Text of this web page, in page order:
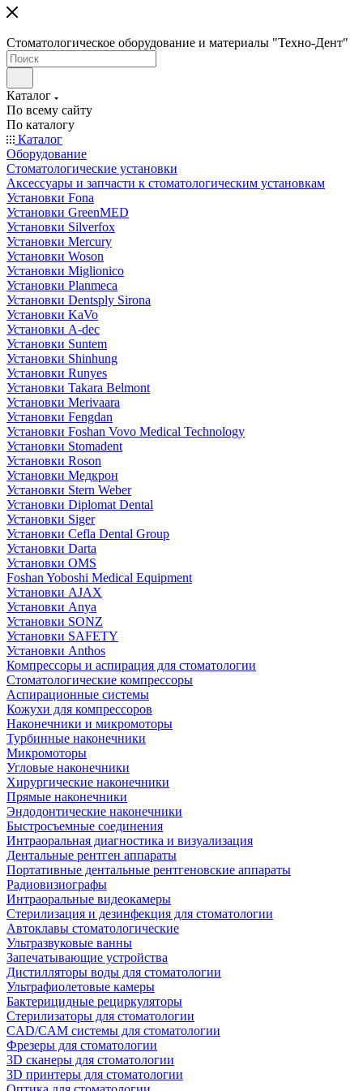
Стоматологическое оборудование и материалы "Техно-Дент"
Каталог
По всему сайту
По каталогу
Каталог
Оборудование
Стоматологические установки
Аксессуары и запчасти к стоматологическим установкам
Установки Fona
Установки GreenMED
Установки Silverfox
Установки Mercury
Установки Woson
Установки Miglionico
Установки Planmeca
Установки Dentsply Sirona
Установки KaVo
Установки A-dec
Установки Suntem
Установки Shinhung
Установки Runyes
Установки Takara Belmont
Установки Merivaara
Установки Fengdan
Установки Foshan Vovo Medical Technology
Установки Stomadent
Установки Roson
Установки Медкрон
Установки Stern Weber
Установки Diplomat Dental
Установки Siger
Установки Cefla Dental Group
Установки Darta
Установки OMS
Foshan Yoboshi Medical Equipment
Установки AJAX
Установки Anya
Установки SONZ
Установки SAFETY
Установки Anthos
Компрессоры и аспирация для стоматологии
Стоматологические компрессоры
Аспирационные системы
Кожухи для компрессоров
Наконечники и микромоторы
Турбинные наконечники
Микромоторы
Угловые наконечники
Хирургические наконечники
Прямые наконечники
Эндодонтические наконечники
Быстросъемные соединения
Интраоральная диагностика и визуализация
Дентальные рентген аппараты
Портативные дентальные рентгеновские аппараты
Радиовизиографы
Интраоральные видеокамеры
Стерилизация и дезинфекция для стоматологии
Автоклавы стоматологические
Ультразвуковые ванны
Запечатывающие устройства
Дистилляторы воды для стоматологии
Ультрафиолетовые камеры
Бактерицидные рециркуляторы
Стерилизаторы для стоматологии
CAD/CAM системы для стоматологии
Фрезеры для стоматологии
3D cканеры для стоматологии
3D принтеры для стоматологии